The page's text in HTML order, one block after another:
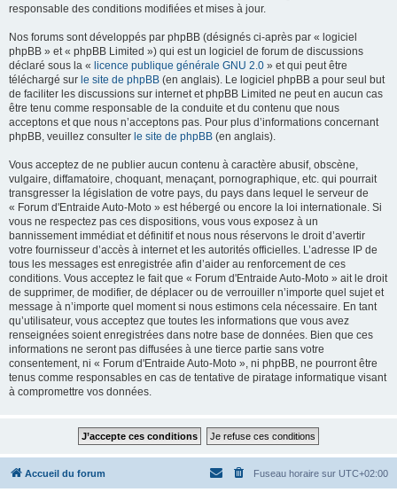
responsable des conditions modifiées et mises à jour.
Nos forums sont développés par phpBB (désignés ci-après par « logiciel
phpBB » et « phpBB Limited ») qui est un logiciel de forum de discussions
déclaré sous la « licence publique générale GNU 2.0 » et qui peut être
téléchargé sur le site de phpBB (en anglais). Le logiciel phpBB a pour seul but
de faciliter les discussions sur internet et phpBB Limited ne peut en aucun cas
être tenu comme responsable de la conduite et du contenu que nous
acceptons et que nous n’acceptons pas. Pour plus d’informations concernant
phpBB, veuillez consulter le site de phpBB (en anglais).
Vous acceptez de ne publier aucun contenu à caractère abusif, obscène,
vulgaire, diffamatoire, choquant, menaçant, pornographique, etc. qui pourrait
transgresser la législation de votre pays, du pays dans lequel le serveur de
« Forum d'Entraide Auto-Moto » est hébergé ou encore la loi internationale. Si
vous ne respectez pas ces dispositions, vous vous exposez à un
bannissement immédiat et définitif et nous nous réservons le droit d’avertir
votre fournisseur d’accès à internet et les autorités officielles. L’adresse IP de
tous les messages est enregistrée afin d’aider au renforcement de ces
conditions. Vous acceptez le fait que « Forum d'Entraide Auto-Moto » ait le droit
de supprimer, de modifier, de déplacer ou de verrouiller n’importe quel sujet et
message à n’importe quel moment si nous estimons cela nécessaire. En tant
qu’utilisateur, vous acceptez que toutes les informations que vous avez
renseignées soient enregistrées dans notre base de données. Bien que ces
informations ne seront pas diffusées à une tierce partie sans votre
consentement, ni « Forum d'Entraide Auto-Moto », ni phpBB, ne pourront être
tenus comme responsables en cas de tentative de piratage informatique visant
à compromettre vos données.
Accueil du forum Fuseau horaire sur UTC+02:00